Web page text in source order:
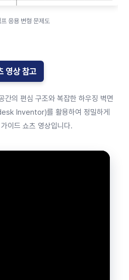
응용 변형 문제도
영상 참고
간의 편심 구조와 복잡한 하우징 벽면
Inventor)를 활용하여 정밀하게
이드 쇼츠 영상입니다.